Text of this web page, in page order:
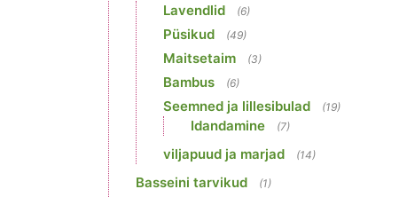
Lavendlid (6)
Püsikud (49)
Maitsetaim (3)
Bambus (6)
Seemned ja lillesibulad (19)
Idandamine (7)
viljapuud ja marjad (14)
Basseini tarvikud (1)